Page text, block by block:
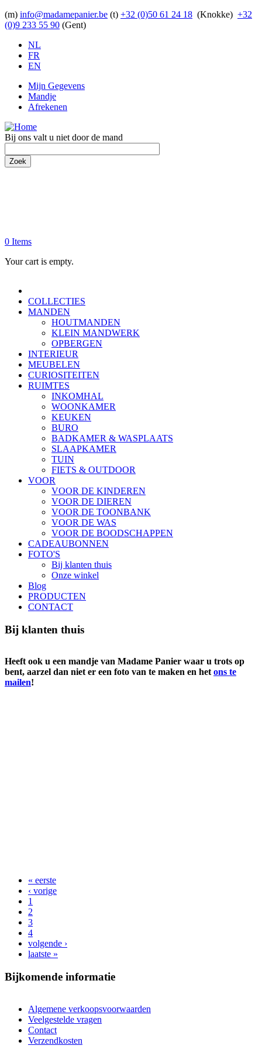
Overslaan en naar de inhoud gaan
(m) info@madamepanier.be (t) +32 (0)50 61 24 18 (Knokke) +32
(0)9 233 55 90 (Gent)
NL
FR
EN
Mijn Gegevens
Mandje
Afrekenen
Bij ons valt u niet door de mand
Zoek
0 Items
Your cart is empty.
COLLECTIES
MANDEN
HOUTMANDEN
KLEIN MANDWERK
OPBERGEN
INTERIEUR
MEUBELEN
CURIOSITEITEN
RUIMTES
INKOMHAL
WOONKAMER
KEUKEN
BURO
BADKAMER & WASPLAATS
SLAAPKAMER
TUIN
FIETS & OUTDOOR
VOOR
VOOR DE KINDEREN
VOOR DE DIEREN
VOOR DE TOONBANK
VOOR DE WAS
VOOR DE BOODSCHAPPEN
CADEAUBONNEN
FOTO'S
Bij klanten thuis
Onze winkel
Blog
PRODUCTEN
CONTACT
Bij klanten thuis
Heeft ook u een mandje van Madame Panier waar u trots op
bent, aarzel dan niet er een foto van te maken en hetons te
mailen!
Pagina's
« eerste
‹ vorige
1
2
3
4
volgende ›
laatste »
Bijkomende informatie
Algemene verkoopsvoorwaarden
Veelgestelde vragen
Contact
Verzendkosten